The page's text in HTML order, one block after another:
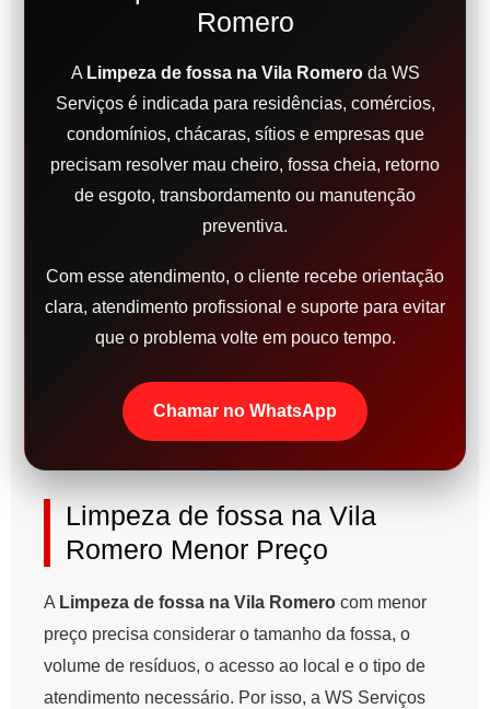
Romero
A Limpeza de fossa na Vila Romeroda WS
Serviços é indicada para residências, comércios,
condomínios, chácaras, sítios e empresas que
precisam resolver mau cheiro, fossa cheia, retorno
de esgoto, transbordamento ou manutenção
preventiva.
Com esse atendimento, o cliente recebe orientação
clara, atendimento profissional e suporte para evitar
que o problema volte em pouco tempo.
Chamar no WhatsApp
Limpeza de fossa na Vila
Romero Menor Preço
A Limpeza de fossa na Vila Romero com menor
preço precisa considerar o tamanho da fossa, o
volume de resíduos, o acesso ao local e o tipo de
atendimento necessário. Por isso, a WS Serviços